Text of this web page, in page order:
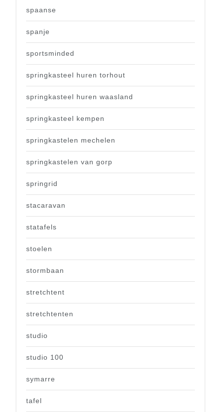
spaanse
spanje
sportsminded
springkasteel huren torhout
springkasteel huren waasland
springkasteel kempen
springkastelen mechelen
springkastelen van gorp
springrid
stacaravan
statafels
stoelen
stormbaan
stretchtent
stretchtenten
studio
studio 100
symarre
tafel